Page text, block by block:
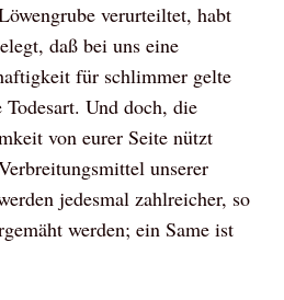
verurteiltet, habt
daß bei uns eine
für schlimmer gelte
Und doch, die
von eurer Seite nützt
unserer
jedesmal zahlreicher, so
werden; ein Same ist